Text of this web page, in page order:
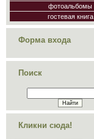
фотоальбомы
гостевая книга
Форма входа
Поиск
Кликни сюда!